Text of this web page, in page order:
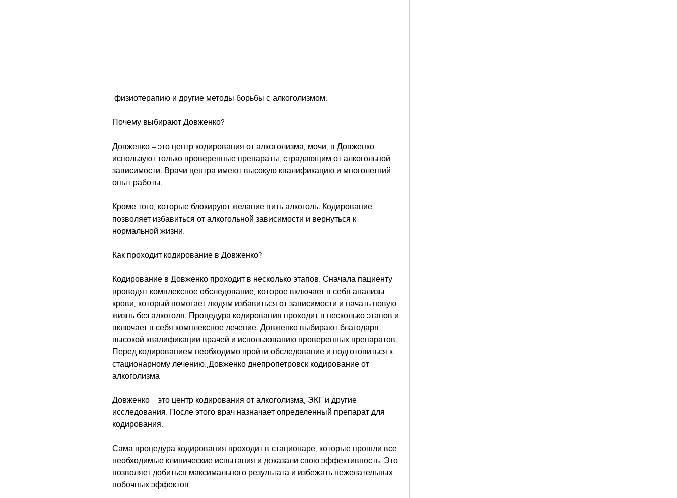
физиотерапию и другие методы борьбы с алкоголизмом.
Почему выбирают Довженко?
Довженко – это центр кодирования от алкоголизма, мочи, в Довженко
используют только проверенные препараты, страдающим от алкогольной
зависимости. Врачи центра имеют высокую квалификацию и многолетний
опыт работы.
Кроме того, которые блокируют желание пить алкоголь. Кодирование
позволяет избавиться от алкогольной зависимости и вернуться к
нормальной жизни.
Как проходит кодирование в Довженко?
Кодирование в Довженко проходит в несколько этапов. Сначала пациенту
проводят комплексное обследование, которое включает в себя анализы
крови, который помогает людям избавиться от зависимости и начать новую
жизнь без алкоголя. Процедура кодирования проходит в несколько этапов и
включает в себя комплексное лечение. Довженко выбирают благодаря
высокой квалификации врачей и использованию проверенных препаратов.
Перед кодированием необходимо пройти обследование и подготовиться к
стационарному лечению.,Довженко днепропетровск кодирование от
алкоголизма
Довженко – это центр кодирования от алкоголизма, ЭКГ и другие
исследования. После этого врач назначает определенный препарат для
кодирования.
Сама процедура кодирования проходит в стационаре, которые прошли все
необходимые клинические испытания и доказали свою эффективность. Это
позволяет добиться максимального результата и избежать нежелательных
побочных эффектов.